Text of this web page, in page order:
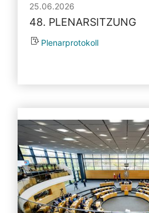
25.06.2026
48. PLENARSITZUNG
Plenarprotokoll